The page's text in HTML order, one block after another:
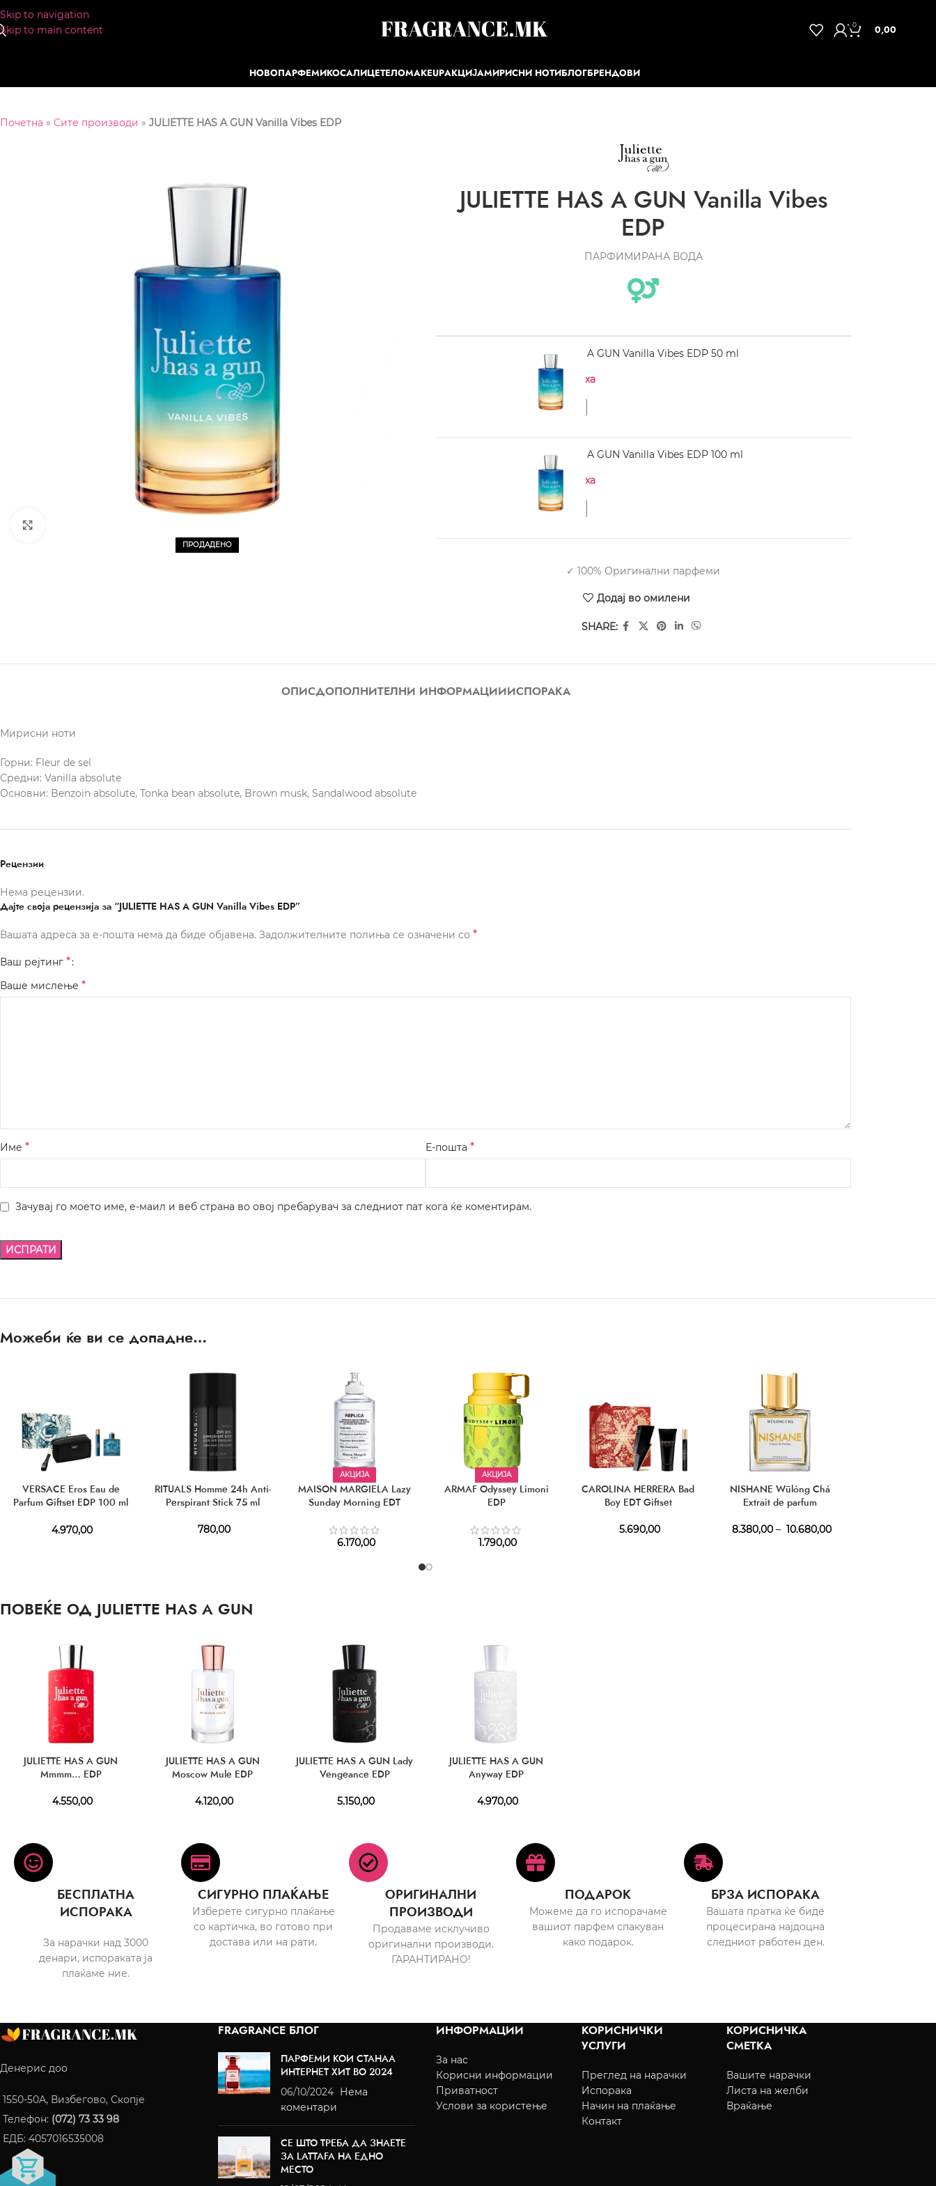
Skip to navigation
Skip to main content
0 0,00
НОВОПАРФЕМИКОСАЛИЦЕТЕЛОMAKEUPАКЦИЈАМИРИСНИ НОТИБЛОГБРЕНДОВИ
Почетна » Сите производи » JULIETTE HAS A GUN Vanilla Vibes EDP
ПРОДАДЕНО
JULIETTE HAS A GUN Vanilla Vibes
EDP
ПАРФИМИРАНА ВОДА
JULIETTE HAS A GUN Vanilla Vibes EDP 50 ml
Нема на залиха
JULIETTE HAS A GUN Vanilla Vibes EDP 100 ml
Нема на залиха
✓ 100% Оригинални парфеми
Додај во омилени
SHARE:
ОПИСДОПОЛНИТЕЛНИ ИНФОРМАЦИИИСПОРАКА
Мирисни ноти
Горни: Fleur de sel
Средни: Vanilla absolute
Основни: Benzoin absolute, Tonka bean absolute, Brown musk, Sandalwood absolute
Рецензии
Нема рецензии.
Дајте своја рецензија за “JULIETTE HAS A GUN Vanilla Vibes EDP”
Вашата адреса за е-пошта нема да биде објавена. Задолжителните полиња се означени со *
Ваш рејтинг *
Ваше мислење *
Име * Е-пошта *
Зачувај го моето име, е-маил и веб страна во овој пребарувач за следниот пат кога ќе коментирам.
Можеби ќе ви се допадне…
VERSACE Eros Eau de
Parfum Giftset EDP 100 ml
Bag
4.970,00
RITUALS Homme 24h Anti-
Perspirant Stick 75 ml
780,00
АКЦИЈА
MAISON MARGIELA Lazy
Sunday Morning EDT
6.170,00
АКЦИЈА
ARMAF Odyssey Limoni
EDP
1.790,00
CAROLINA HERRERA Bad
Boy EDT Giftset
5.690,00
NISHANE Wūlóng Chá
Extrait de parfum
8.380,00 – 10.680,00
ПОВЕЌЕ ОД JULIETTE HAS A GUN
JULIETTE HAS A GUN
Mmmm… EDP
4.550,00
JULIETTE HAS A GUN
Moscow Mule EDP
4.120,00
JULIETTE HAS A GUN Lady
Vengeance EDP
5.150,00
JULIETTE HAS A GUN
Anyway EDP
4.970,00
БЕСПЛАТНА
ИСПОРАКА
За нарачки над 3000
денари, испораката ја
плаќаме ние.
СИГУРНО ПЛАЌАЊЕ
Изберете сигурно плаќање
со картичка, во готово при
достава или на рати.
ОРИГИНАЛНИ
ПРОИЗВОДИ
Продаваме исклучиво
оригинални производи.
ГАРАНТИРАНО!
ПОДАРОК
Можеме да го испорачаме
вашиот парфем спакуван
како подарок.
БРЗА ИСПОРАКА
Вашата пратка ќе биде
процесирана најдоцна
следниот работен ден.
Денерис доо
1550-50A, Визбегово, Скопје
Телефон: (072) 73 33 98
ЕДБ: 4057016535008
FRAGRANCE БЛОГ
ПАРФЕМИ КОИ СТАНАА
ИНТЕРНЕТ ХИТ ВО 2024
06/10/2024 Нема
коментари
СЕ ШТО ТРЕБА ДА ЗНАЕТЕ
ЗА LATTAFA НА ЕДНО
МЕСТО
ИНФОРМАЦИИ
За нас
Корисни информации
Приватност
Услови за користење
КОРИСНИЧКИ
УСЛУГИ
Преглед на нарачки
Испорака
Начин на плаќање
Контакт
КОРИСНИЧКА
СМЕТКА
Вашите нарачки
Листа на желби
Враќање